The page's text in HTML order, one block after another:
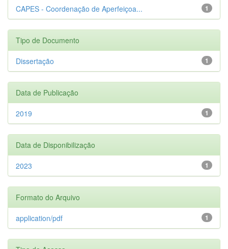
1
CAPES - Coordenação de Aperfeiçoa...
Tipo de Documento
1
Dissertação
Data de Publicação
1
2019
Data de Disponibilização
1
2023
Formato do Arquivo
1
application/pdf